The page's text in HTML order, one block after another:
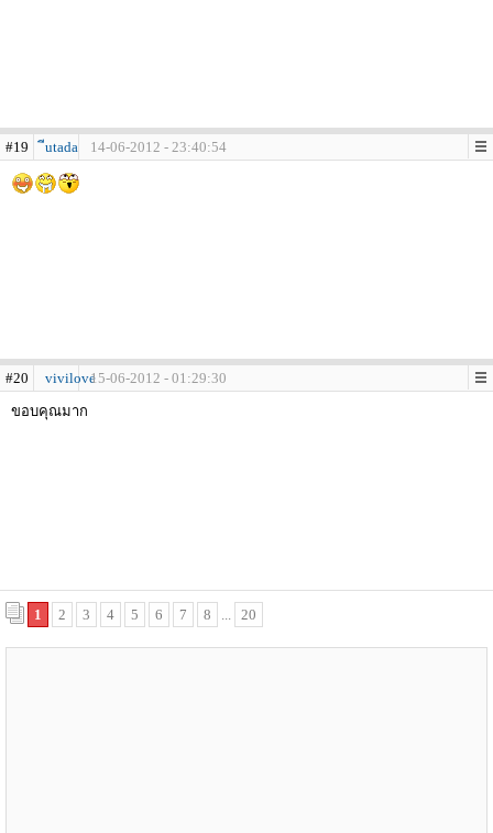
#19 ีutada 14-06-2012 - 23:40:54
#20 vivilove15-06-2012 - 01:29:30
ขอบคุณมาก
1 2 3 4 5 6 7 8 ... 20